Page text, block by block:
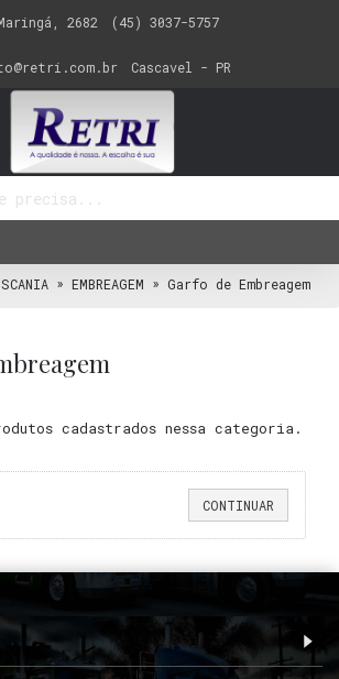
2682 (45) 3037-5757
Cascavel - PR
SCANIA » EMBREAGEM » Garfo de Embreagem
cadastrados nessa categoria.
CONTINUAR